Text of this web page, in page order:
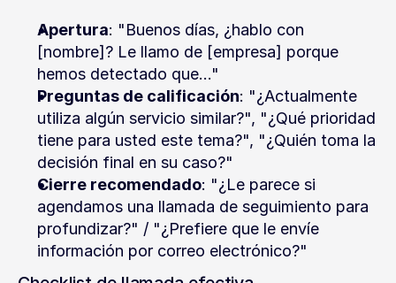
Apertura: "Buenos días, ¿hablo con
[nombre]? Le llamo de [empresa] porque
hemos detectado que..."
Preguntas de calificación: "¿Actualmente
utiliza algún servicio similar?", "¿Qué prioridad
tiene para usted este tema?", "¿Quién toma la
decisión final en su caso?"
Cierre recomendado: "¿Le parece si
agendamos una llamada de seguimiento para
profundizar?" / "¿Prefiere que le envíe
información por correo electrónico?"